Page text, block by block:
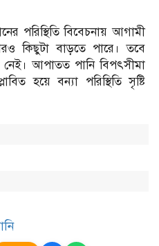
পরিস্থিতি বিবেচনায় আগামী
কিছুটা বাড়তে পারে। তবে
আপাতত পানি বিপৎসীমা
হয়ে বন্যা পরিস্থিতি সৃষ্টি